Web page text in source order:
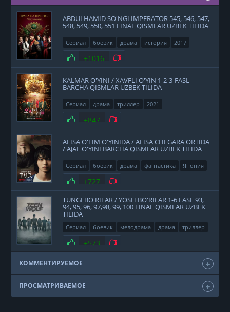
ABDULHAMID SO'NGI IMPERATOR 545, 546, 547,
548, 549, 550, 551 FINAL QISMLAR UZBEK TILIDA
Сериал боевик драма история 2017
Нравится
+1016 Не нравится
KALMAR O'YINI / XAVFLI O'YIN 1-2-3-FASL
BARCHA QISMLAR UZBEK TILIDA
Сериал драма триллер 2021
Нравится
+847 Не нравится
ALISA O'LIM O'YINIDA / ALISA CHEGARA ORTIDA
/ AJAL O'YINI BARCHA QISMLAR UZBEK TILIDA
Сериал боевик драма фантастика
Япония
2020
Нравится
+727 Не нравится
TUNGI BO'RILAR / YOSH BO'RILAR 1-6 FASL 93,
94, 95, 96, 97,98, 99, 100 FINAL QISMLAR UZBEK
TILIDA
Сериал боевик мелодрама драма
триллер
фэнтези
США 2011
Нравится
+573 Не нравится
КОММЕНТИРУЕМОЕ
ПРОСМАТРИВАЕМОЕ